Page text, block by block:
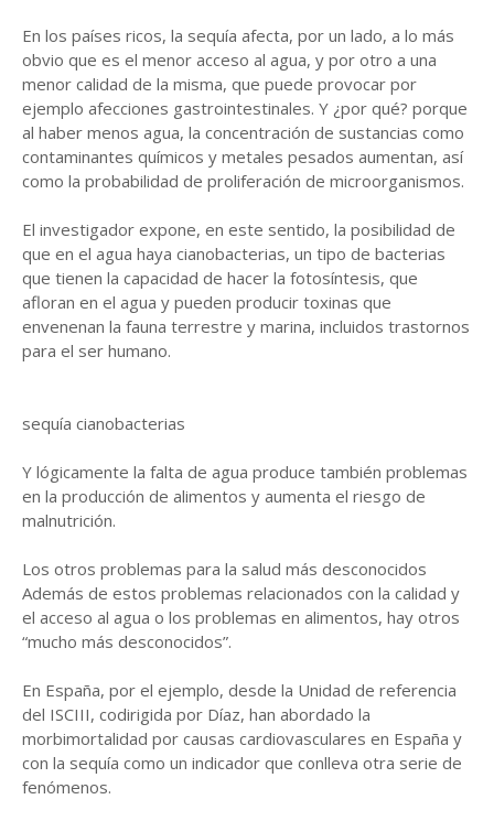
En los países ricos, la sequía afecta, por un lado, a lo más
obvio que es el menor acceso al agua, y por otro a una
menor calidad de la misma, que puede provocar por
ejemplo afecciones gastrointestinales. Y ¿por qué? porque
al haber menos agua, la concentración de sustancias como
contaminantes químicos y metales pesados aumentan, así
como la probabilidad de proliferación de microorganismos.
El investigador expone, en este sentido, la posibilidad de
que en el agua haya cianobacterias, un tipo de bacterias
que tienen la capacidad de hacer la fotosíntesis, que
afloran en el agua y pueden producir toxinas que
envenenan la fauna terrestre y marina, incluidos trastornos
para el ser humano.
sequía cianobacterias
Y lógicamente la falta de agua produce también problemas
en la producción de alimentos y aumenta el riesgo de
malnutrición.
Los otros problemas para la salud más desconocidos
Además de estos problemas relacionados con la calidad y
el acceso al agua o los problemas en alimentos, hay otros
“mucho más desconocidos”.
En España, por el ejemplo, desde la Unidad de referencia
del ISCIII, codirigida por Díaz, han abordado la
morbimortalidad por causas cardiovasculares en España y
con la sequía como un indicador que conlleva otra serie de
fenómenos.